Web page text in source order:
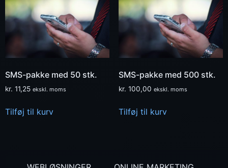
SMS-pakke med 50 stk.
kr. 11,25 ekskl. moms
Tilføj til kurv
SMS-pakke med 500 stk.
kr. 100,00 ekskl. moms
Tilføj til kurv